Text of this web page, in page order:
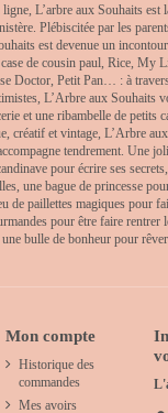
L’arbre aux Souhaits
Plébiscitée par les
est devenue un
de cousin paul, Rice, My
Doctor, Petit Pan… : à
L’Arbre aux Souhaits
et une ribambelle de petits
créatif et vintage, L’Arbre
tendrement. Une
pour écrire ses
une bague de princesse
de paillettes magiques pour
pour être faire rentrer
bulle de bonheur pour
Mon compte
Historique des
commandes
Mes avoirs